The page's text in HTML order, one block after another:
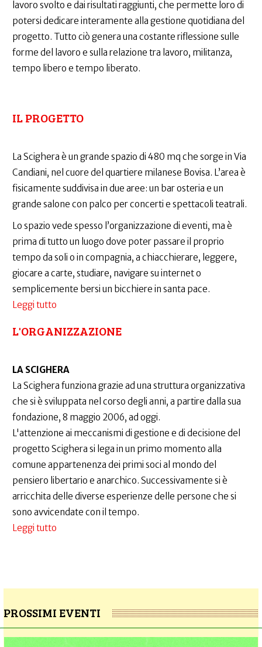
lavoro svolto e dai risultati raggiunti, che permette loro di
potersi dedicare interamente alla gestione quotidiana del
progetto. Tutto ciò genera una costante riflessione sulle
forme del lavoro e sulla relazione tra lavoro, militanza,
tempo libero e tempo liberato.
IL PROGETTO
La Scighera è un grande spazio di 480 mq che sorge in Via
Candiani, nel cuore del quartiere milanese Bovisa. L’area è
fisicamente suddivisa in due aree: un bar osteria e un
grande salone con palco per concerti e spettacoli teatrali.
Lo spazio vede spesso l’organizzazione di eventi, ma è
prima di tutto un luogo dove poter passare il proprio
tempo da soli o in compagnia, a chiacchierare, leggere,
giocare a carte, studiare, navigare su internet o
semplicemente bersi un bicchiere in santa pace.
Leggi tutto
L'ORGANIZZAZIONE
LA SCIGHERA
La Scighera funziona grazie ad una struttura organizzativa
che si è sviluppata nel corso degli anni, a partire dalla sua
fondazione, 8 maggio 2006, ad oggi.
L'attenzione ai meccanismi di gestione e di decisione del
progetto Scighera si lega in un primo momento alla
comune appartenenza dei primi soci al mondo del
pensiero libertario e anarchico. Successivamente si è
arricchita delle diverse esperienze delle persone che si
sono avvicendate con il tempo.
Leggi tutto
PROSSIMI EVENTI